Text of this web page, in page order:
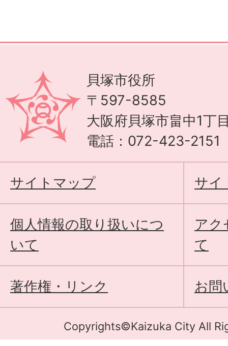
貝塚市役所
〒597-8585
大阪府貝塚市畠中1丁
電話：072-423-2151
サイトマップ サイ
個人情報の取り扱いにつ
いて
アク
て
著作権・リンク お問
Copyrights©Kaizuka City All